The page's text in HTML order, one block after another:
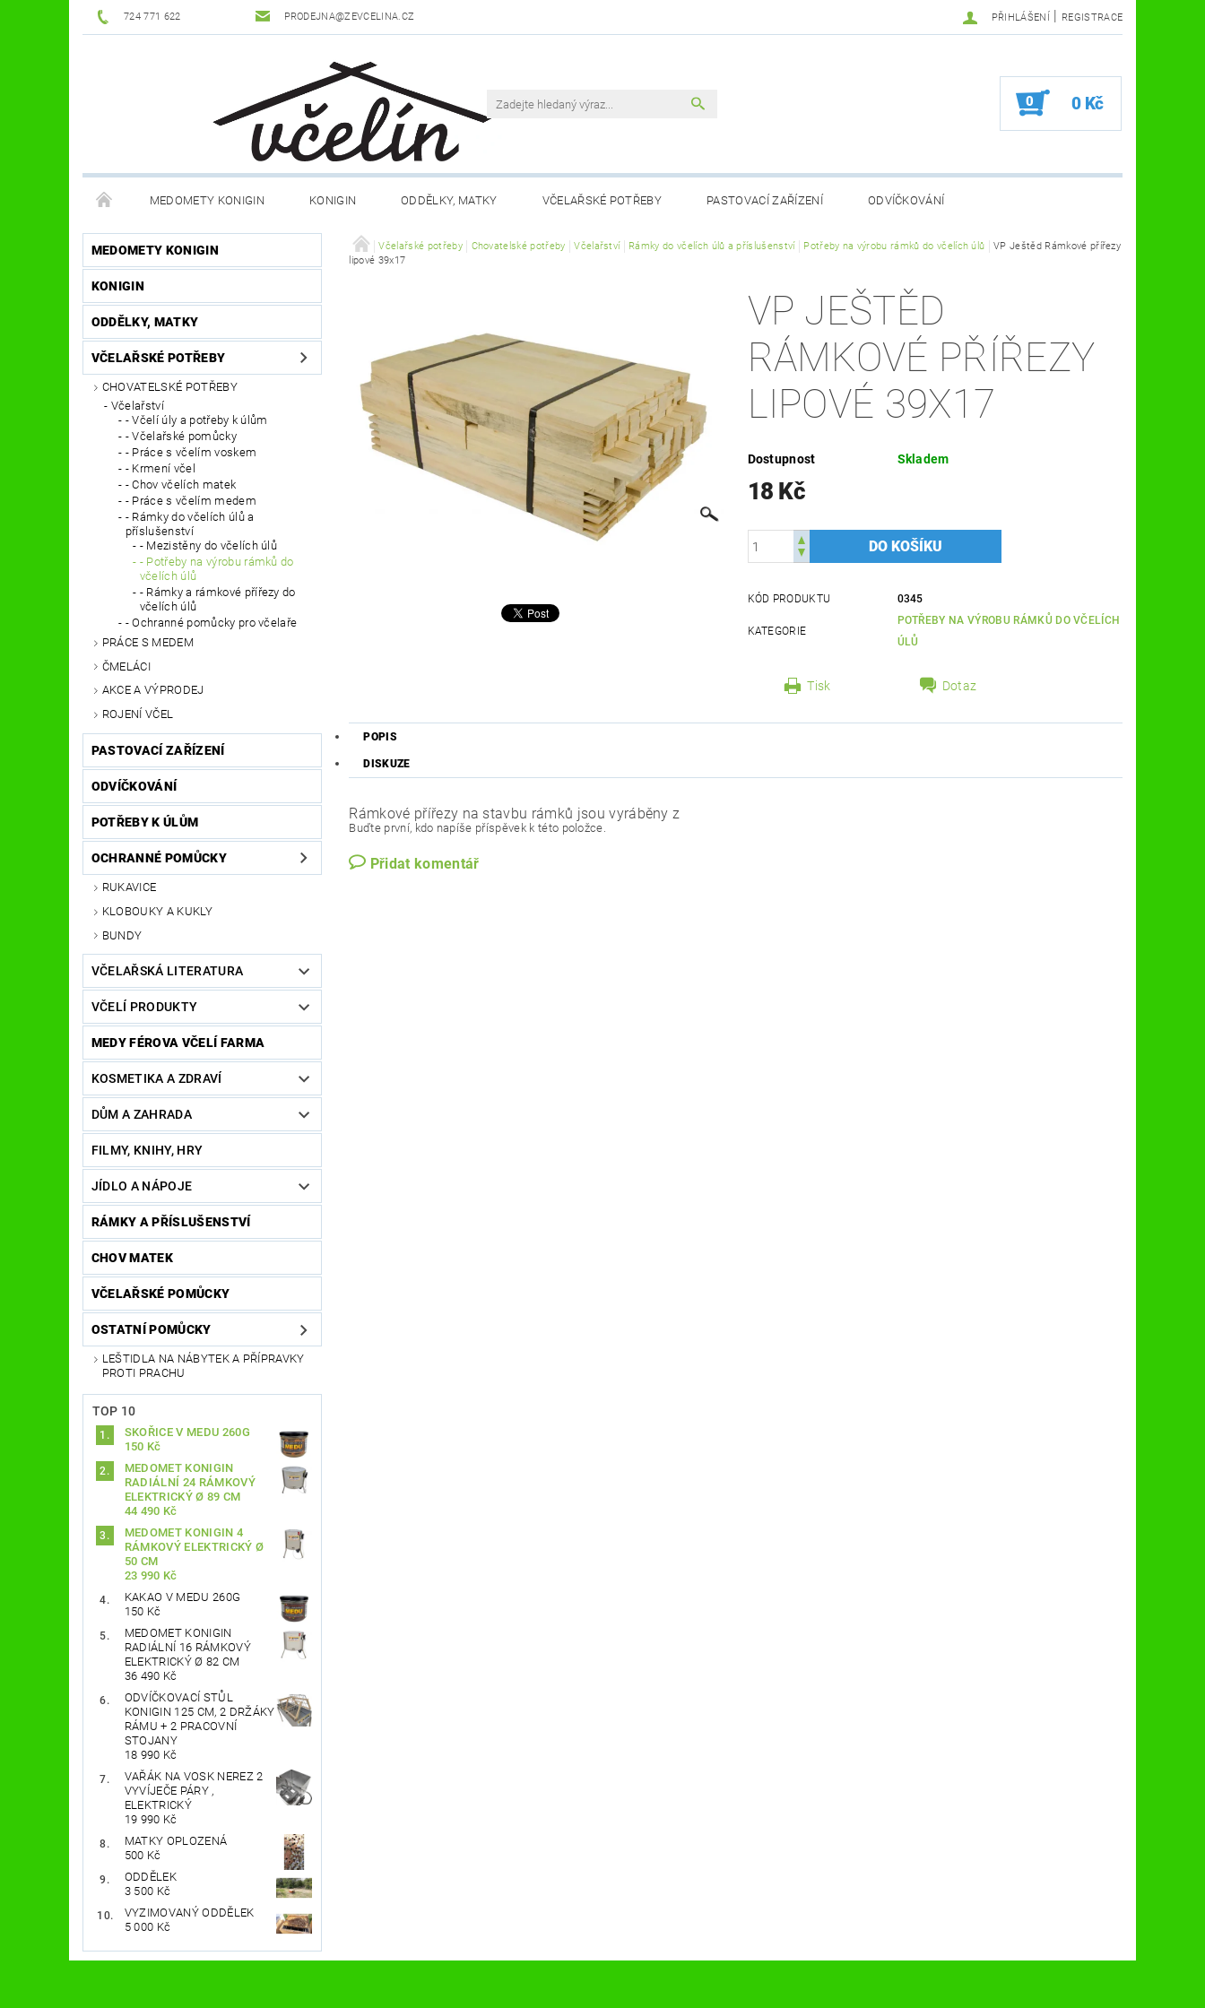
724 771 622 PRODEJNA@ZEVCELINA.CZ PŘIHLÁŠENÍ | REGISTRACE
0 0 Kč
MEDOMETY KONIGIN KONIGIN ODDĚLKY, MATKY VČELAŘSKÉ POTŘEBY PASTOVACÍ ZAŘÍZENÍ ODVÍČKOVÁNÍ
POTŘEBY K ÚLŮM OCHRANNÉ POMŮCKY VČELAŘSKÁ LITERATURA VČELÍ PRODUKTY MEDY FÉROVA VČELÍ FARMA KOSMETIKA A ZDRAVÍ
DŮM A ZAHRADA CHOV MATEK VČELAŘSKÉ POMŮCKY
OSTATNÍ POMŮCKY NOVINKY KONTAKTY
MEDOMETY KONIGIN
KONIGIN
ODDĚLKY, MATKY
VČELAŘSKÉ POTŘEBY
CHOVATELSKÉ POTŘEBY
Včelařství
- Včelí úly a potřeby k úlům
- Včelařské pomůcky
- Práce s včelím voskem
- Krmení včel
- Chov včelích matek
- Práce s včelím medem
- Rámky do včelích úlů a
příslušenství
- Mezistěny do včelích úlů
- Potřeby na výrobu rámků do
včelích úlů
- Rámky a rámkové přířezy do
včelích úlů
- Ochranné pomůcky pro včelaře
PRÁCE S MEDEM
ČMELÁCI
AKCE A VÝPRODEJ
ROJENÍ VČEL
PASTOVACÍ ZAŘÍZENÍ
ODVÍČKOVÁNÍ
POTŘEBY K ÚLŮM
OCHRANNÉ POMŮCKY
RUKAVICE
KLOBOUKY A KUKLY
BUNDY
VČELAŘSKÁ LITERATURA
VČELÍ PRODUKTY
MEDY FÉROVA VČELÍ FARMA
KOSMETIKA A ZDRAVÍ
DŮM A ZAHRADA
FILMY, KNIHY, HRY
JÍDLO A NÁPOJE
RÁMKY A PŘÍSLUŠENSTVÍ
CHOV MATEK
VČELAŘSKÉ POMŮCKY
OSTATNÍ POMŮCKY
LEŠTIDLA NA NÁBYTEK A PŘÍPRAVKY
PROTI PRACHU
TOP 10
SKOŘICE V MEDU 260G
150 Kč
MEDOMET KONIGIN
RADIÁLNÍ 24 RÁMKOVÝ
ELEKTRICKÝ Ø 89 CM
44 490 Kč
MEDOMET KONIGIN 4
RÁMKOVÝ ELEKTRICKÝ Ø
50 CM
23 990 Kč
KAKAO V MEDU 260G
150 Kč
MEDOMET KONIGIN
RADIÁLNÍ 16 RÁMKOVÝ
ELEKTRICKÝ Ø 82 CM
36 490 Kč
ODVÍČKOVACÍ STŮL
KONIGIN 125 CM, 2 DRŽÁKY
RÁMU + 2 PRACOVNÍ
STOJANY
18 990 Kč
VAŘÁK NA VOSK NEREZ 2
VYVÍJEČE PÁRY ,
ELEKTRICKÝ
19 990 Kč
MATKY OPLOZENÁ
500 Kč
ODDĚLEK
3 500 Kč
VYZIMOVANÝ ODDĚLEK
5 000 Kč
Včelařské potřeby Chovatelské potřeby Včelařství Rámky do včelích úlů a příslušenství Potřeby na výrobu rámků do včelích úlů
VP Ještěd Rámkové přířezy
lipové 39x17
VP JEŠTĚD
RÁMKOVÉ PŘÍŘEZY
LIPOVÉ 39X17
Dostupnost Skladem
18 Kč
KÓD PRODUKTU 0345
KATEGORIE
POTŘEBY NA VÝROBU RÁMKŮ DO VČELÍCH
ÚLŮ
Tisk Dotaz
POPIS
DISKUZE
Rámkové přířezy na stavbu rámků jsou vyráběny z
Buďte první, kdo napíše příspěvek k této položce.
Přidat komentář